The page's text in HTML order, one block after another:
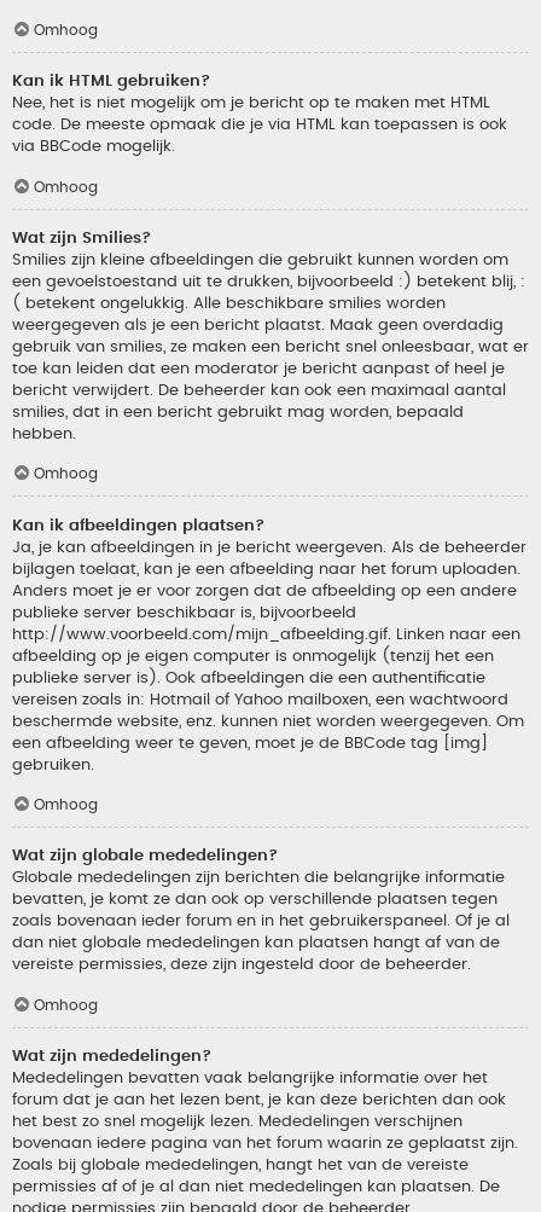
Omhoog
Kan ik HTML gebruiken?
Nee, het is niet mogelijk om je bericht op te maken met HTML
code. De meeste opmaak die je via HTML kan toepassen is ook
via BBCode mogelijk.
Omhoog
Wat zijn Smilies?
Smilies zijn kleine afbeeldingen die gebruikt kunnen worden om
een gevoelstoestand uit te drukken, bijvoorbeeld :) betekent blij, :
( betekent ongelukkig. Alle beschikbare smilies worden
weergegeven als je een bericht plaatst. Maak geen overdadig
gebruik van smilies, ze maken een bericht snel onleesbaar, wat er
toe kan leiden dat een moderator je bericht aanpast of heel je
bericht verwijdert. De beheerder kan ook een maximaal aantal
smilies, dat in een bericht gebruikt mag worden, bepaald
hebben.
Omhoog
Kan ik afbeeldingen plaatsen?
Ja, je kan afbeeldingen in je bericht weergeven. Als de beheerder
bijlagen toelaat, kan je een afbeelding naar het forum uploaden.
Anders moet je er voor zorgen dat de afbeelding op een andere
publieke server beschikbaar is, bijvoorbeeld
http://www.voorbeeld.com/mijn_afbeelding.gif. Linken naar een
afbeelding op je eigen computer is onmogelijk (tenzij het een
publieke server is). Ook afbeeldingen die een authentificatie
vereisen zoals in: Hotmail of Yahoo mailboxen, een wachtwoord
beschermde website, enz. kunnen niet worden weergegeven. Om
een afbeelding weer te geven, moet je de BBCode tag [img]
gebruiken.
Omhoog
Wat zijn globale mededelingen?
Globale mededelingen zijn berichten die belangrijke informatie
bevatten, je komt ze dan ook op verschillende plaatsen tegen
zoals bovenaan ieder forum en in het gebruikerspaneel. Of je al
dan niet globale mededelingen kan plaatsen hangt af van de
vereiste permissies, deze zijn ingesteld door de beheerder.
Omhoog
Wat zijn mededelingen?
Mededelingen bevatten vaak belangrijke informatie over het
forum dat je aan het lezen bent, je kan deze berichten dan ook
het best zo snel mogelijk lezen. Mededelingen verschijnen
bovenaan iedere pagina van het forum waarin ze geplaatst zijn.
Zoals bij globale mededelingen, hangt het van de vereiste
permissies af of je al dan niet mededelingen kan plaatsen. De